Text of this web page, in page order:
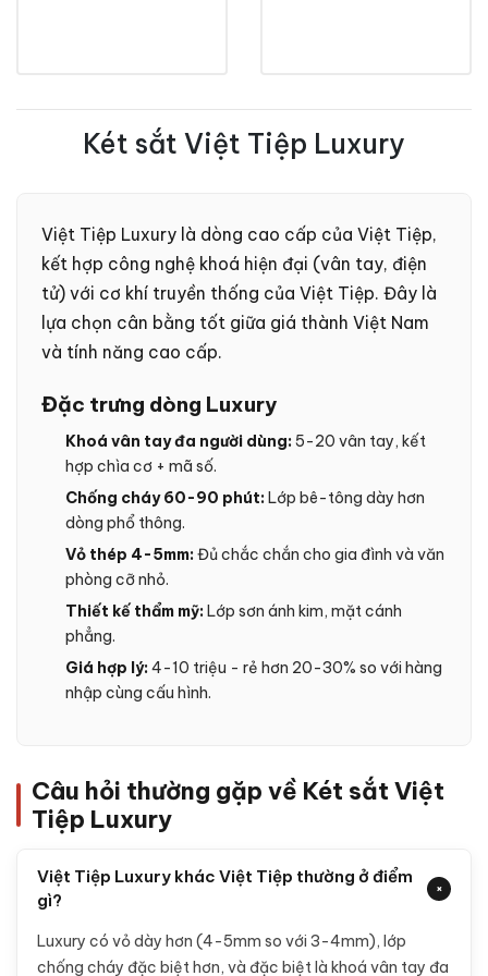
Két sắt Việt Tiệp Luxury
Việt Tiệp Luxury là dòng cao cấp của Việt Tiệp,
kết hợp công nghệ khoá hiện đại (vân tay, điện
tử) với cơ khí truyền thống của Việt Tiệp. Đây là
lựa chọn cân bằng tốt giữa giá thành Việt Nam
và tính năng cao cấp.
Đặc trưng dòng Luxury
Khoá vân tay đa người dùng:5-20 vân tay, kết
hợp chìa cơ + mã số.
Chống cháy 60-90 phút:Lớp bê-tông dày hơn
dòng phổ thông.
Vỏ thép 4-5mm:Đủ chắc chắn cho gia đình và văn
phòng cỡ nhỏ.
Thiết kế thẩm mỹ:Lớp sơn ánh kim, mặt cánh
phẳng.
Giá hợp lý:4-10 triệu - rẻ hơn 20-30% so với hàng
nhập cùng cấu hình.
Câu hỏi thường gặp về Két sắt Việt
Tiệp Luxury
Việt Tiệp Luxury khác Việt Tiệp thường ở điểm
gì?
+
Luxury có vỏ dày hơn (4-5mm so với 3-4mm), lớp
chống cháy đặc biệt hơn, và đặc biệt là khoá vân tay đa